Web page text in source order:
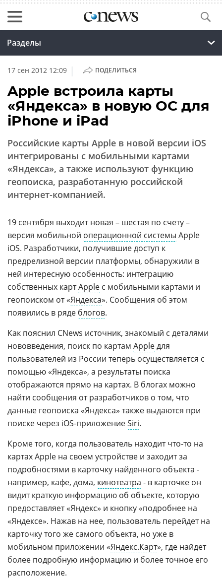
Разделы
17 сен 2012 12:09 | ПОДЕЛИТЬСЯ
Apple встроила карты
«Яндекса» в новую ОС для
iPhone и iPad
Российские карты Apple в новой версии iOS
интегрированы с мобильными картами
«Яндекса», а также используют функцию
геопоиска, разработанную российской
интернет-компанией.
19 сентября выходит новая – шестая по счету –
версия мобильной операционной системы Apple
iOS. Разработчики, получившие доступ к
предрелизной версии платформы, обнаружили в
ней интересную особенность: интеграцию
собственных картApple с мобильными картами и
геопоиском от «Яндекса». Сообщения об этом
появились в ряде блогов.
Как пояснил CNews источник, знакомый с деталями
нововведения, поиск по картам Appleдля
пользователей из России теперь осуществляется с
помощью «Яндекса», а результаты поиска
отображаются прямо на картах. В блогах можно
найти сообщения от разработчиков о том, что
данные геопоиска «Яндекса» также выдаются при
поиске через iOS-приложениеSiri.
Кроме того, когда пользователь находит что-то на
картах Apple на своем устройстве и заходит за
подробностями в карточку найденного объекта -
например, кафе, дома, кинотеатра - в карточке он
видит краткую информацию об объекте, которую
предоставляет «Яндекс» и кнопку «подробнее на
«Яндексе». Нажав на нее, пользователь перейдет на
карточку того же самого объекта, но уже в
мобильном приложении «Яндекс.Карт», где найдет
более подробную информацию и более точное его
расположение.